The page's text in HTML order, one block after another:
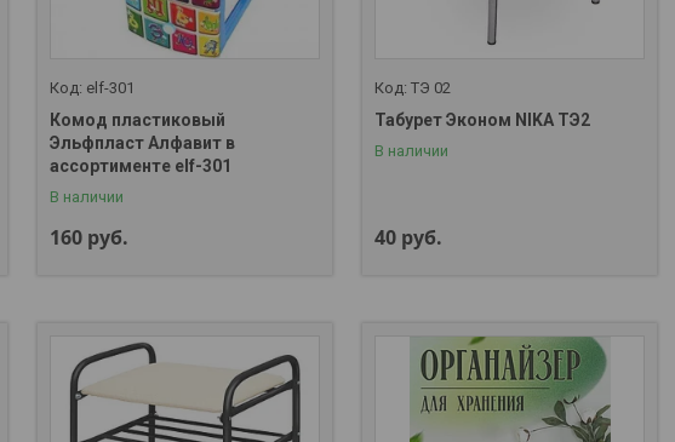
elf-301
Комод пластиковый
Эльфпласт Алфавит в
ассортименте elf-301
В наличии
160 руб.
ТЭ 02
Табурет Эконом NIKA ТЭ2
В наличии
40 руб.